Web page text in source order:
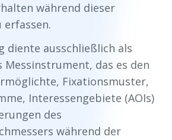
während dieser
erfassen.
diente ausschließlich als
Messinstrument, das es den
Fixationsmuster,
Interessengebiete (AOIs)
des
während der